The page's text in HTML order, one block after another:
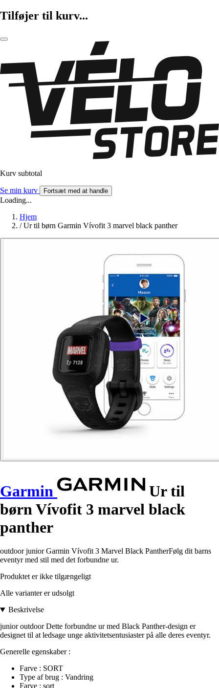
Tilføjer til kurv...
Kurv subtotal
Se min kurv Fortsæt med at handle
Loading...
Hjem
/ Ur til børn Garmin Vívofit 3 marvel black panther
Garmin
Ur til
børn Vívofit 3 marvel black
panther
outdoor junior Garmin Vívofit 3 Marvel Black PantherFølg dit barns
eventyr med stil med det forbundne ur.
Produktet er ikke tilgængeligt
Alle varianter er udsolgt
Beskrivelse
junior outdoor Dette forbundne ur med Black Panther-design er
designet til at ledsage unge aktivitetsentusiaster på alle deres eventyr.
Generelle egenskaber :
Farve : SORT
Type af brug : Vandring
Farve : sort